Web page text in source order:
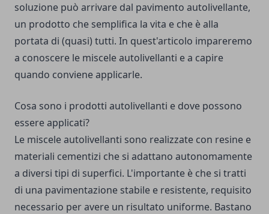
soluzione può arrivare dal pavimento autolivellante,
un prodotto che semplifica la vita e che è alla
portata di (quasi) tutti. In quest'articolo impareremo
a conoscere le miscele autolivellanti e a capire
quando conviene applicarle.
Cosa sono i prodotti autolivellanti e dove possono
essere applicati?
Le miscele autolivellanti sono realizzate con resine e
materiali cementizi che si adattano autonomamente
a diversi tipi di superfici. L'importante è che si tratti
di una pavimentazione stabile e resistente, requisito
necessario per avere un risultato uniforme. Bastano